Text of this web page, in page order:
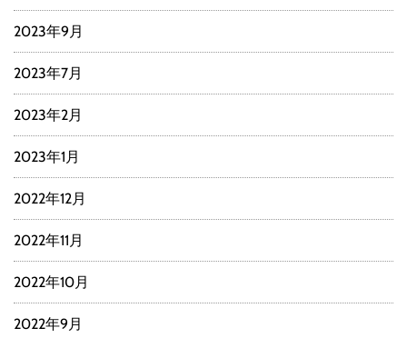
2023年9月
2023年7月
2023年2月
2023年1月
2022年12月
2022年11月
2022年10月
2022年9月